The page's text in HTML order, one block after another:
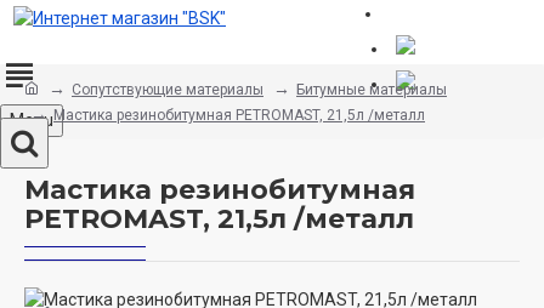
Menu
Сопутствующие материалы
Битумные материалы
Мастика резинобитумная PETROMAST, 21,5л /металл
Мастика резинобитумная
PETROMAST, 21,5л /металл